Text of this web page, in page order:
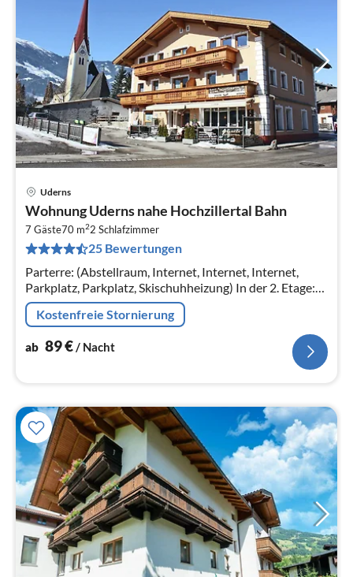
Uderns
Wohnung Uderns nahe Hochzillertal Bahn
7 Gäste70 m22 Schlafzimmer
25 Bewertungen
Parterre: (Abstellraum, Internet, Internet, Internet,
Parkplatz, Parkplatz, Skischuhheizung) In der 2. Etage:
(Wohnküche(Doppelschlafcouch, TV(Satellit)
Kostenfreie Stornierung
ab 89€/ Nacht